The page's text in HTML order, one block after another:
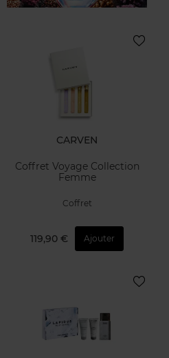
CARVEN
Coffret Voyage Collection
Femme
Coffret
119,90 € Ajouter